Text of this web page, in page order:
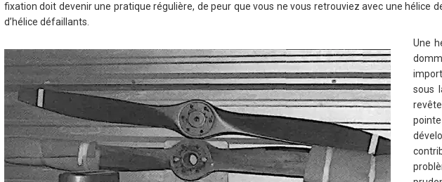
fixation doit devenir une pratique régulière, de peur que vous ne vous retrouviez avec une hélice
d’hélice défaillants.
Une
sous